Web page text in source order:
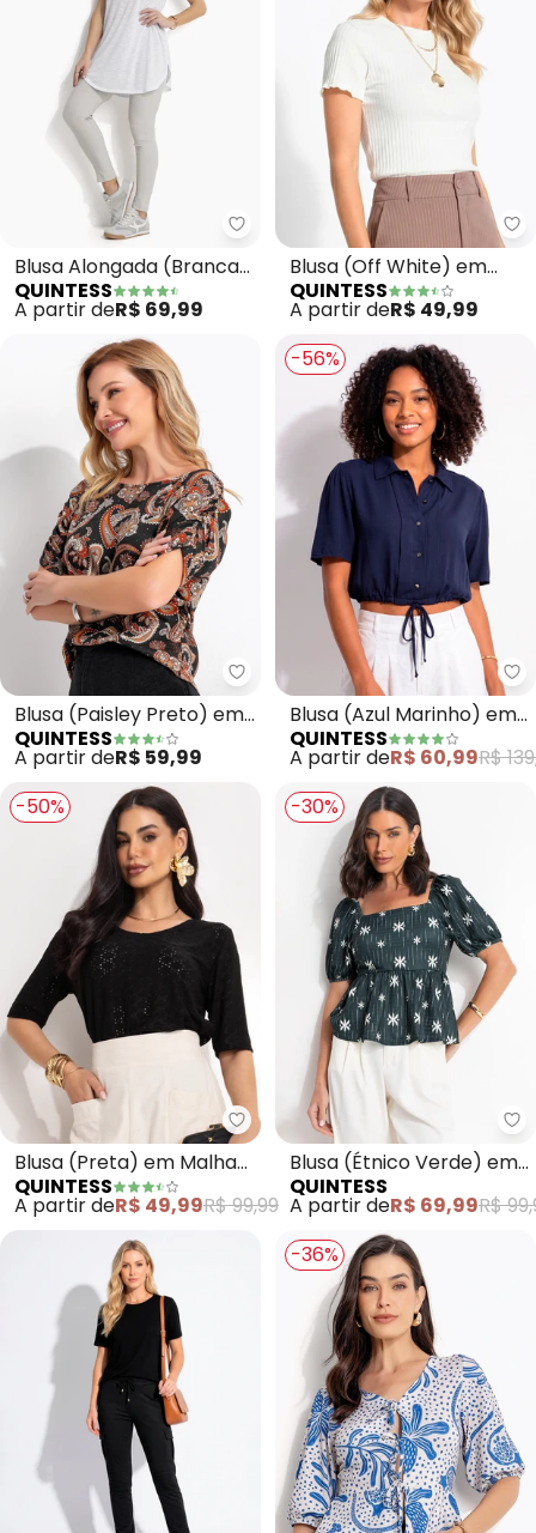
Quintess - Blusa Alongada
Blusa Alongada (Branca)
com Decote V
QUINTESS
A partir deR$ 69,99
Blusa (Off White) em
Malha Canelada
QUINTESS
A partir deR$ 49,99
Quintess - Blusa (Paisley
Blusa (Paisley Preto) em
Malha de Viscose
QUINTESS
A partir deR$ 59,99
-56%
Blusa (Azul Marinho) em
Viscose Plana
QUINTESS
A partir deR$ 60,99R$
-50%
Quintess - Blusa (Preta) em
Blusa (Preta) em Malha
Laise
QUINTESS
A partir deR$ 49,99R$ 99,99
-30%
Blusa (Étnico Verde) em
Malha Texturizada
QUINTESS
A partir deR$ 69,99R$
-36%